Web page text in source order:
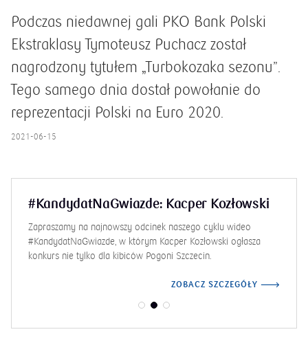
Podczas niedawnej gali PKO Bank Polski
Ekstraklasy Tymoteusz Puchacz został
nagrodzony tytułem „Turbokozaka sezonu”.
Tego samego dnia dostał powołanie do
reprezentacji Polski na Euro 2020.
2021-06-15
#KandydatNaGwiazde: Kacper Kozłowski
Zapraszamy na najnowszy odcinek naszego cyklu wideo
#KandydatNaGwiazde, w którym Kacper Kozłowski ogłasza
konkurs nie tylko dla kibiców Pogoni Szczecin.
ZOBACZ SZCZEGÓŁY